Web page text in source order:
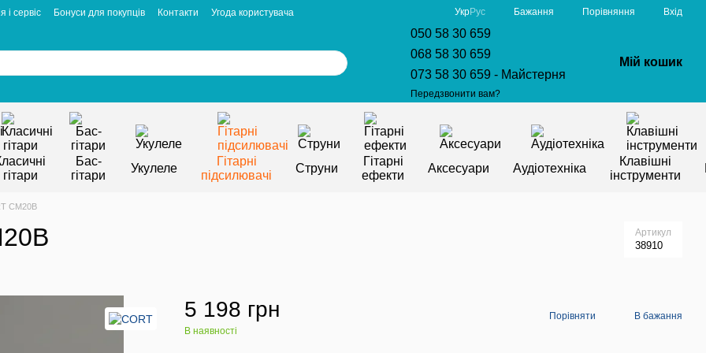
і сервіс Бонуси для покупців Контакти
Угода користувача
УкрРус Бажання Порівняння Вхід
050 58 30 659
068 58 30 659
073 58 30 659 - Майстерня
Передзвонити вам?
Мій кошик
гітари
Бас-
гітари
Укулеле
Гітарні
підсилювачі
Струни
Гітарні
ефекти
Аксесуари Аудіотехніка
Клавішні
інструменти
CM20B
Артикул
38910
5 198 грн
В наявності
Порівняти В бажання